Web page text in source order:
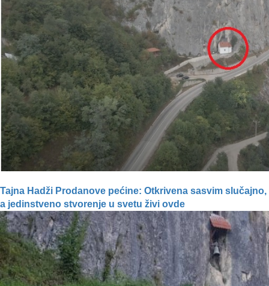
Tajna Hadži Prodanove pećine: Otkrivena sasvim slučajno,
a jedinstveno stvorenje u svetu živi ovde